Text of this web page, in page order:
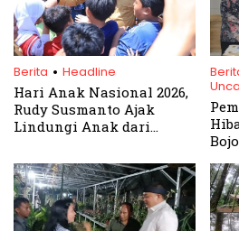
Berita . Headline
Hari Anak Nasional 2026,
Rudy Susmanto Ajak
Lindungi Anak dari